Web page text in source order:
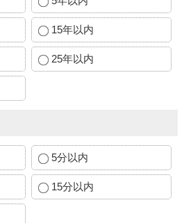
15年以内
25年以内
5分以内
15分以内